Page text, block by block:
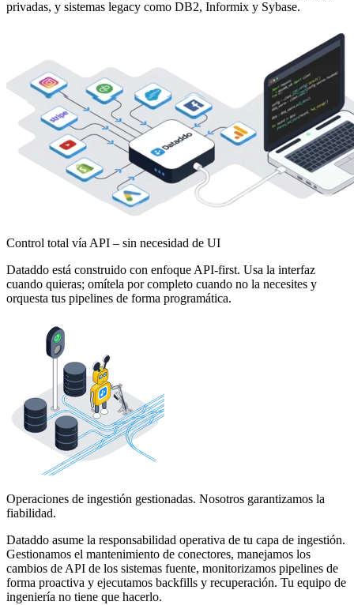
privadas, y sistemas legacy como DB2, Informix y Sybase.
Control total vía API – sin necesidad de UI
Dataddo está construido con enfoque API-first. Usa la interfaz
cuando quieras; omítela por completo cuando no la necesites y
orquesta tus pipelines de forma programática.
Operaciones de ingestión gestionadas. Nosotros garantizamos la
fiabilidad.
Dataddo asume la responsabilidad operativa de tu capa de ingestión.
Gestionamos el mantenimiento de conectores, manejamos los
cambios de API de los sistemas fuente, monitorizamos pipelines de
forma proactiva y ejecutamos backfills y recuperación. Tu equipo de
ingeniería no tiene que hacerlo.